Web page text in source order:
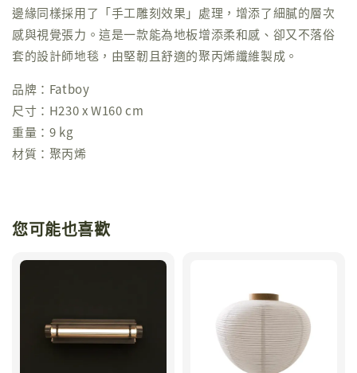
邊緣同樣採用了「手工雕刻效果」處理，增添了細膩的層次
感與視覺張力。這是一款能為地板增添柔和感、卻又不落俗
套的設計師地毯，由堅韌且舒適的聚丙烯纖維製成。
品牌：Fatboy
尺寸：H230 x W160 cm
重量：9 kg
材質：聚丙烯
您可能也喜歡